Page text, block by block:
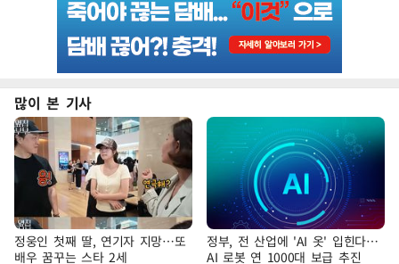
많이 본 기사
정웅인 첫째 딸, 연기자 지망…또
배우 꿈꾸는 스타 2세
정부, 전 산업에 'AI 옷' 입힌다…
AI 로봇 연 1000대 보급 추진